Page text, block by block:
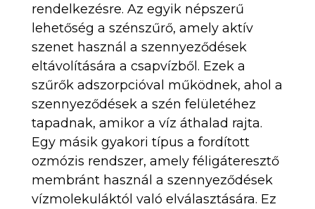
rendelkezésre. Az egyik népszerű
lehetőség a szénszűrő, amely aktív
szenet használ a szennyeződések
eltávolítására a csapvízből. Ezek a
szűrők adszorpcióval működnek, ahol a
szennyeződések a szén felületéhez
tapadnak, amikor a víz áthalad rajta.
Egy másik gyakori típus a fordított
ozmózis rendszer, amely féligáteresztő
membránt használ a szennyeződések
vízmolekuláktól való elválasztására. Ez